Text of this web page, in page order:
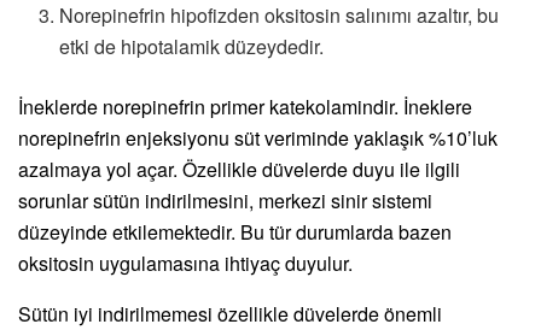
Norepinefrin hipofizden oksitosin salınımı azaltır, bu
etki de hipotalamik düzeydedir.
İneklerde norepinefrin primer katekolamindir. İneklere
norepinefrin enjeksiyonu süt veriminde yaklaşık %10’luk
azalmaya yol açar. Özellikle düvelerde duyu ile ilgili
sorunlar sütün indirilmesini, merkezi sinir sistemi
düzeyinde etkilemektedir. Bu tür durumlarda bazen
oksitosin uygulamasına ihtiyaç duyulur.
Sütün iyi indirilmemesi özellikle düvelerde önemli